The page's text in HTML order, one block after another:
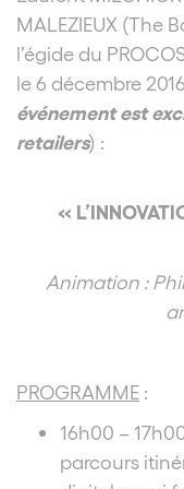
MALEZIEUX (The
l’égide du
le 6 décembre
événement est
retailers) :
«
Animation :
PROGRAMME :
16h00 –
parcours